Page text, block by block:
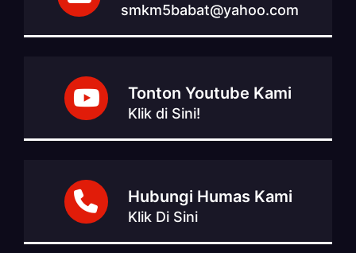
smkm5babat@yahoo.com
Tonton Youtube Kami
Klik di Sini!
Hubungi Humas Kami
Klik Di Sini